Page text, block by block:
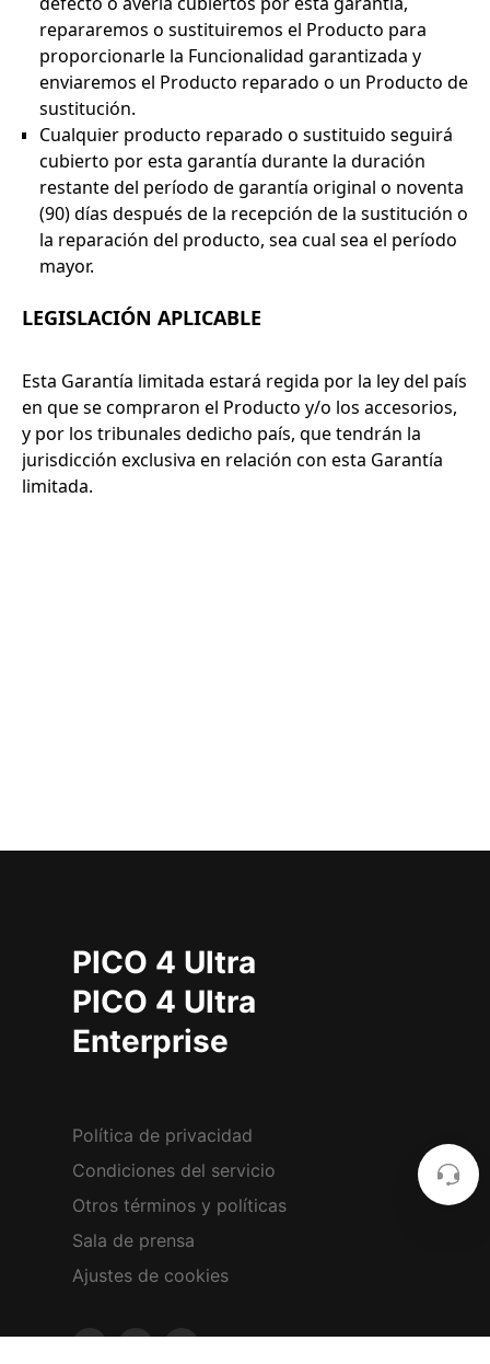
PICO 4 Ultra
PICO 4 Ultra
Enterprise
Política de privacidad
Condiciones del servicio
Otros términos y políticas
Sala de prensa
Ajustes de cookies